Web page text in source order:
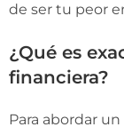
de ser tu peor
¿Qué es
financiera?
Para abordar